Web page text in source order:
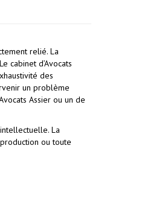
relié. La
cabinet d’Avocats
des
un problème
Assier ou un de
La
ou toute